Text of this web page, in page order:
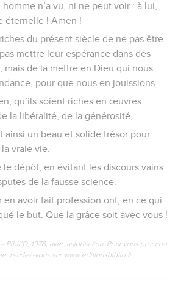
n’a vu, ni ne peut voir : à lui,
éternelle ! Amen !
du présent siècle de ne pas être
mettre leur espérance dans des
mais de la mettre en Dieu qui nous
pour que nous en jouissions.
qu’ils soient riches en œuvres
la libéralité, de la générosité,
ainsi un beau et solide trésor pour
vraie vie.
le dépôt, en évitant les discours vains
de la fausse science.
en avoir fait profession ont, en ce qui
le but. Que la grâce soit avec vous !
Bibli’O, 1978, avec autorisation. Pour vous procurer
rendez-vous sur www.editionsbiblio.fr